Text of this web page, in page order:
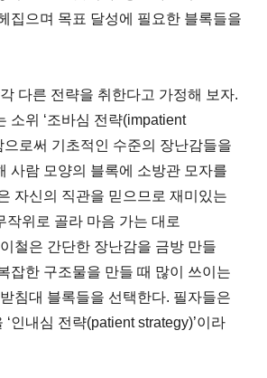
집으며 목표 달성에 필요한 블록들을
다른 전략을 취한다고 가정해 보자.
소위 ‘조바심 전략(impatient
으로써 기초적인 수준의 장난감들을
사람 모양의 블록에 소방관 모자를
자신의 직관을 믿으므로 재미있는
작위로 골라 마음 가는 대로
철은 간단한 장난감을 금방 만들
잡한 구조물을 만들 때 많이 쓰이는
침대 블록들을 선택한다. 필자들은
인내심 전략(patient strategy)’이라